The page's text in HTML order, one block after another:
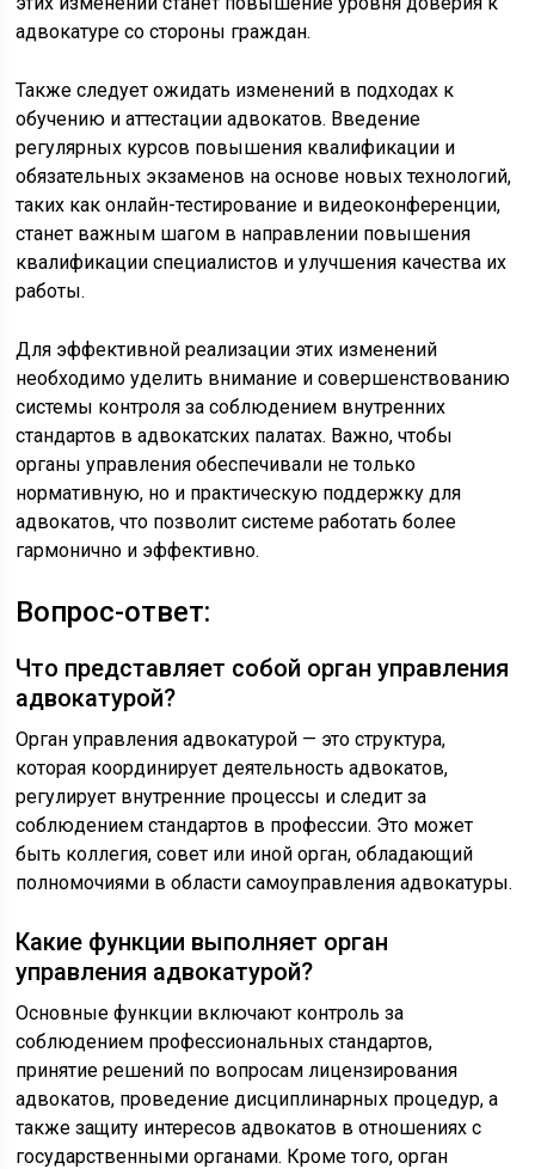
адвокатуре со стороны граждан.
Также следует ожидать изменений в подходах к
обучению и аттестации адвокатов. Введение
регулярных курсов повышения квалификации и
обязательных экзаменов на основе новых технологий,
таких как онлайн-тестирование и видеоконференции,
станет важным шагом в направлении повышения
квалификации специалистов и улучшения качества их
работы.
Для эффективной реализации этих изменений
необходимо уделить внимание и совершенствованию
системы контроля за соблюдением внутренних
стандартов в адвокатских палатах. Важно, чтобы
органы управления обеспечивали не только
нормативную, но и практическую поддержку для
адвокатов, что позволит системе работать более
гармонично и эффективно.
Вопрос-ответ:
Что представляет собой орган управления
адвокатурой?
Орган управления адвокатурой — это структура,
которая координирует деятельность адвокатов,
регулирует внутренние процессы и следит за
соблюдением стандартов в профессии. Это может
быть коллегия, совет или иной орган, обладающий
полномочиями в области самоуправления адвокатуры.
Какие функции выполняет орган
управления адвокатурой?
Основные функции включают контроль за
соблюдением профессиональных стандартов,
принятие решений по вопросам лицензирования
адвокатов, проведение дисциплинарных процедур, а
также защиту интересов адвокатов в отношениях с
государственными органами. Кроме того, орган